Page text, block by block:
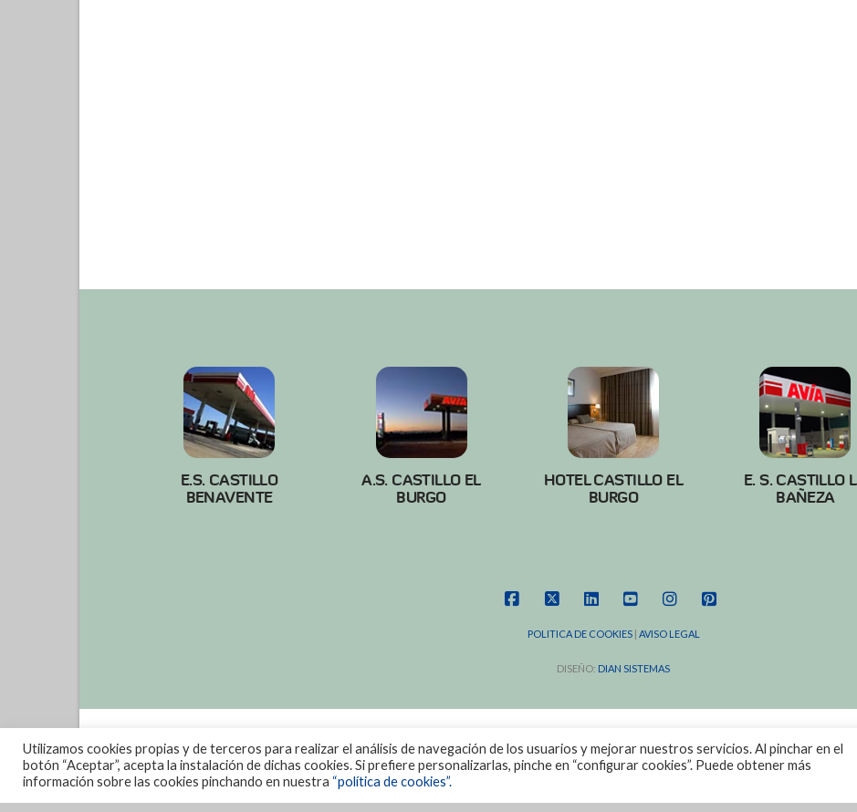
E.S. CASTILLO
BENAVENTE
A.S. CASTILLO EL
BURGO
HOTEL CASTILLO EL
BURGO
E. S. CASTILLO
BAÑEZA
POLITICA DE COOKIES| AVISO LEGAL
DISEÑO: DIAN SISTEMAS
Utilizamos cookies propias y de terceros para realizar el análisis de navegación de los usuarios y mejorar nuestros servicios. Al pinchar en el
botón “Aceptar”, acepta la instalación de dichas cookies. Si prefiere personalizarlas, pinche en “configurar cookies”. Puede obtener más
información sobre las cookies pinchando en nuestra “política de cookies”.